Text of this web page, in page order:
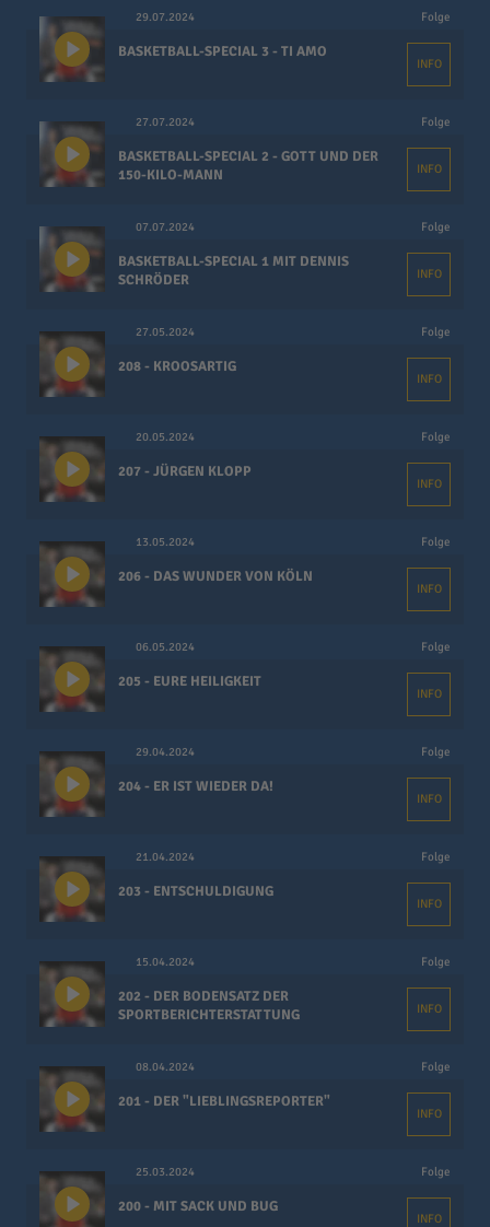
29.07.2024 Folge
BASKETBALL-SPECIAL 3 - TI AMO
INFO
27.07.2024 Folge
BASKETBALL-SPECIAL 2 - GOTT UND DER
150-KILO-MANN
INFO
07.07.2024 Folge
BASKETBALL-SPECIAL 1 MIT DENNIS
SCHRÖDER
INFO
27.05.2024 Folge
208 - KROOSARTIG
INFO
20.05.2024 Folge
207 - JÜRGEN KLOPP
INFO
13.05.2024 Folge
206 - DAS WUNDER VON KÖLN
INFO
06.05.2024 Folge
205 - EURE HEILIGKEIT
INFO
29.04.2024 Folge
204 - ER IST WIEDER DA!
INFO
21.04.2024 Folge
203 - ENTSCHULDIGUNG
INFO
15.04.2024 Folge
202 - DER BODENSATZ DER
SPORTBERICHTERSTATTUNG
INFO
08.04.2024 Folge
201 - DER "LIEBLINGSREPORTER"
INFO
25.03.2024 Folge
200 - MIT SACK UND BUG
INFO